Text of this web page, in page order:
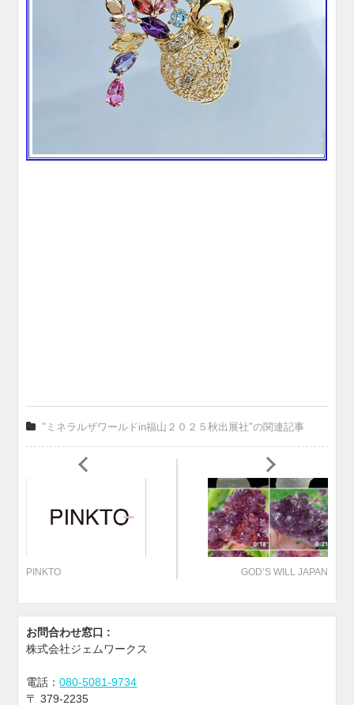
"ミネラルザワールドin福山２０２５秋出展社"の関連記事
PINKTO GOD’S WILL JAPAN
お問合わせ窓口 :
株式会社ジェムワークス
電話：080-5081-9734
〒379-2235